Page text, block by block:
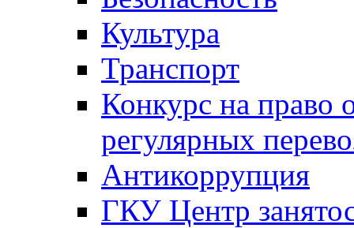
Культура
Транспорт
Конкурс на право
регулярных
Антикоррупция
ГКУ Центр